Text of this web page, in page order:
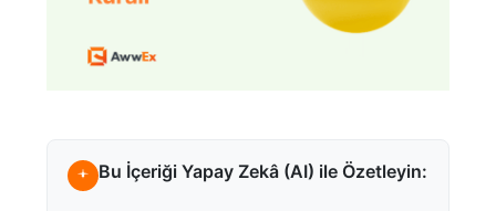
Ara Depolama
Bu İçeriği Yapay Zekâ (AI) ile Özetleyin: